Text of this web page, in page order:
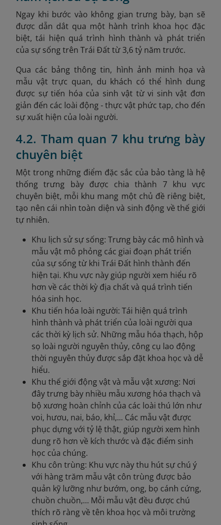
Ngay khi bước vào không gian trưng bày, bạn sẽ
được dẫn dắt qua một hành trình khoa học đặc
biệt, tái hiện quá trình hình thành và phát triển
của sự sống trên Trái Đất từ 3,6 tỷ năm trước.
Qua các bảng thông tin, hình ảnh minh họa và
mẫu vật trực quan, du khách có thể hình dung
được sự tiến hóa của sinh vật từ vi sinh vật đơn
giản đến các loài động - thực vật phức tạp, cho đến
sự xuất hiện của loài người.
4.2. Tham quan 7 khu trưng bày
chuyên biệt
Một trong những điểm đặc sắc của bảo tàng là hệ
thống trưng bày được chia thành 7 khu vực
chuyên biệt, mỗi khu mang một chủ đề riêng biệt,
tạo nên cái nhìn toàn diện và sinh động về thế giới
tự nhiên.
Khu lịch sử sự sống: Trưng bày các mô hình và
mẫu vật mô phỏng các giai đoạn phát triển
của sự sống từ khi Trái Đất hình thành đến
hiện tại. Khu vực này giúp người xem hiểu rõ
hơn về các thời kỳ địa chất và quá trình tiến
hóa sinh học.
Khu tiến hóa loài người: Tái hiện quá trình
hình thành và phát triển của loài người qua
các thời kỳ lịch sử. Những mẫu hóa thạch, hộp
sọ loài người nguyên thủy, công cụ lao động
thời nguyên thủy được sắp đặt khoa học và dễ
hiểu.
Khu thế giới động vật và mẫu vật xương: Nơi
đây trưng bày nhiều mẫu xương hóa thạch và
bộ xương hoàn chỉnh của các loài thú lớn như
voi, hươu, nai, báo, khỉ,... Các mẫu vật được
phục dựng với tỷ lệ thật, giúp người xem hình
dung rõ hơn về kích thước và đặc điểm sinh
học của chúng.
Khu côn trùng: Khu vực này thu hút sự chú ý
với hàng trăm mẫu vật côn trùng được bảo
quản kỹ lưỡng như bướm, ong, bọ cánh cứng,
chuồn chuồn,… Mỗi mẫu vật đều được chú
thích rõ ràng về tên khoa học và môi trường